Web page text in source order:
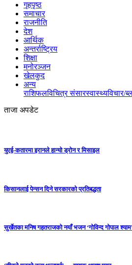
गृहपृष्ठ
समाचार
राजनीति
देश
आर्थिक
अन्तर्राष्ट्रिय
शिक्षा
मनोरञ्जन
खेलकुद
अन्य
राशिफलविचित्र संसारस्वास्थ्यविचार/
ताजा अपडेट
युएई-कतारमा इरानले हान्यो ड्रोन र मिसाइल
किसानलाई पेन्सन दिने सरकारको प्रतिबद्धता
सुर्खेतका मनिष गहतराजको नयाँ भजन ‘गोविन्द गोपाल